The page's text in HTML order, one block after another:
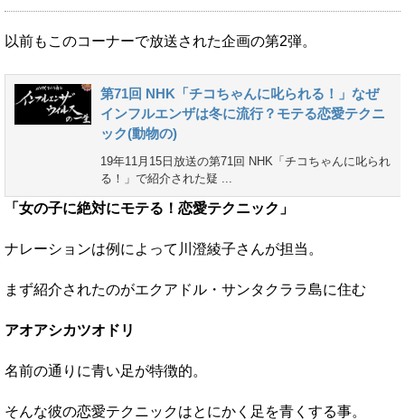
以前もこのコーナーで放送された企画の第2弾。
第71回 NHK「チコちゃんに叱られる！」なぜ
インフルエンザは冬に流行？モテる恋愛テクニ
ック(動物の)
19年11月15日放送の第71回 NHK「チコちゃんに叱られ
る！」で紹介された疑 ...
「女の子に絶対にモテる！恋愛テクニック」
ナレーションは例によって川澄綾子さんが担当。
まず紹介されたのがエクアドル・サンタクララ島に住む
アオアシカツオドリ
名前の通りに青い足が特徴的。
そんな彼の恋愛テクニックはとにかく足を青くする事。